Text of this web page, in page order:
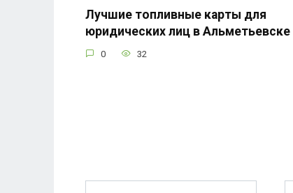
Лучшие топливные карты для
юридических лиц в Альметьевске
0 32